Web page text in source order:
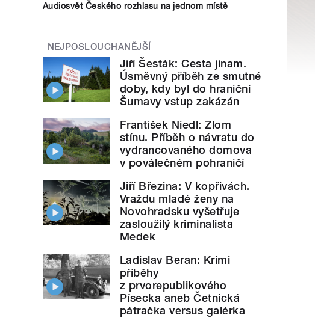
Audiosvět Českého rozhlasu na jednom místě
NEJPOSLOUCHANĚJŠÍ
Jiří Šesták: Cesta jinam.
Úsměvný příběh ze smutné
doby, kdy byl do hraniční
Šumavy vstup zakázán
František Niedl: Zlom
stínu. Příběh o návratu do
vydrancovaného domova
v poválečném pohraničí
Jiří Březina: V kopřivách.
Vraždu mladé ženy na
Novohradsku vyšetřuje
zasloužilý kriminalista
Medek
Ladislav Beran: Krimi
příběhy
z prvorepublikového
Písecka aneb Četnická
pátračka versus galérka